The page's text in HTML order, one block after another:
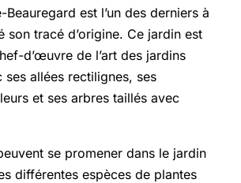
Beauregard est l’un des derniers à
son tracé d’origine. Ce jardin est
d’œuvre de l’art des jardins
ses allées rectilignes, ses
et ses arbres taillés avec
se promener dans le jardin
différentes espèces de plantes